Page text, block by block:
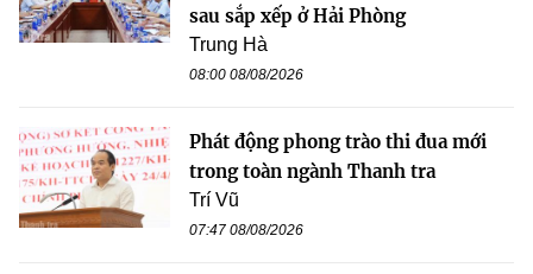
sau sắp xếp ở Hải Phòng
Trung Hà
08:00 08/08/2026
Phát động phong trào thi đua mới
trong toàn ngành Thanh tra
Trí Vũ
07:47 08/08/2026